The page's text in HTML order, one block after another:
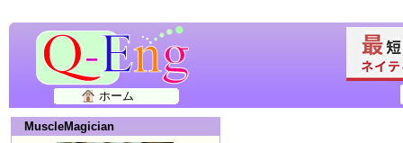
ホーム
MuscleMagician